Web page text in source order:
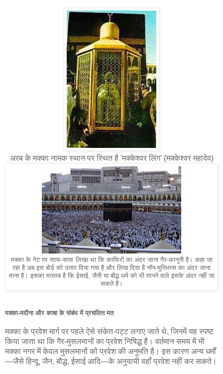
अरब के मक्का नामक स्थान पर स्थित है 'मक्केश्वर लिंग' (मक्केश्वर महादेव)
मक्का के गेट पर साफ-साफ लिखा था कि काफिरों का अंदर जाना गैर-कानूनी है। कहा जा
रहा है अब इस बोर्ड को उतार दिया गया है और लिख दिया है नॉन-मुस्लिम्स का अंदर जाना
माना है। इसका मतलब है कि ईसाई, जैनी या बौद्ध धर्म को भी मानने वाले इसके अंदर नहीं जा
सकते हैं।
मक्का-मदीना और काबा के संबंध में प्रचलित मत
मक्का के प्रवेश मार्ग पर पहले ऐसे संकेत-पट्ट लगाए जाते थे, जिनमें यह स्पष्ट
किया जाता था कि गैर-मुसलमानों का प्रवेश निषिद्ध है। वर्तमान समय में भी
मक्का नगर में केवल मुसलमानों को प्रवेश की अनुमति है। इस कारण अन्य धर्मों
—जैसे हिन्दू, जैन, बौद्ध, ईसाई आदि—के अनुयायी वहाँ प्रवेश नहीं कर सकते।